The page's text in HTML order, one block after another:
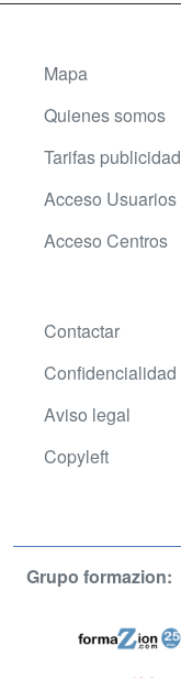
Mapa
Quienes somos
Tarifas publicidad
Acceso Usuarios
Acceso Centros
Contactar
Confidencialidad
Aviso legal
Copyleft
Grupo formazion: